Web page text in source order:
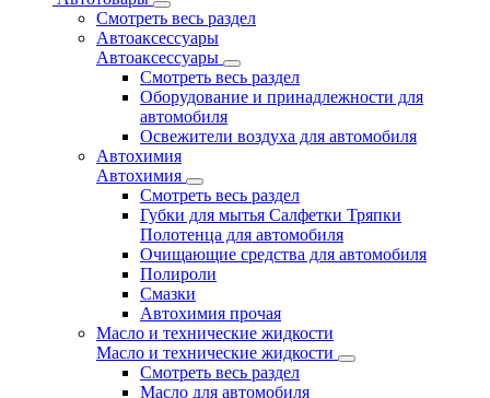
Смотреть весь раздел
Автоаксессуары
Автоаксессуары
Смотреть весь раздел
Оборудование и принадлежности для
автомобиля
Освежители воздуха для автомобиля
Автохимия
Автохимия
Смотреть весь раздел
Губки для мытья Салфетки Тряпки
Полотенца для автомобиля
Очищающие средства для автомобиля
Полироли
Смазки
Автохимия прочая
Масло и технические жидкости
Масло и технические жидкости
Смотреть весь раздел
Масло для автомобиля